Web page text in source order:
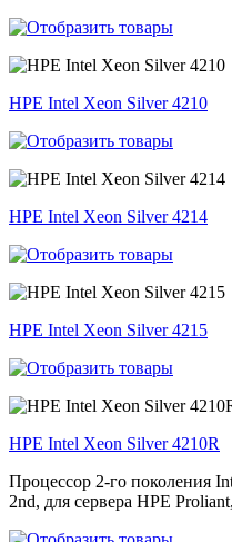
HPE Intel Xeon Silver 4210
HPE Intel Xeon Silver 4214
HPE Intel Xeon Silver 4215
HPE Intel Xeon Silver 4210R
Процессор 2-го поколения
2nd, для сервера HPE